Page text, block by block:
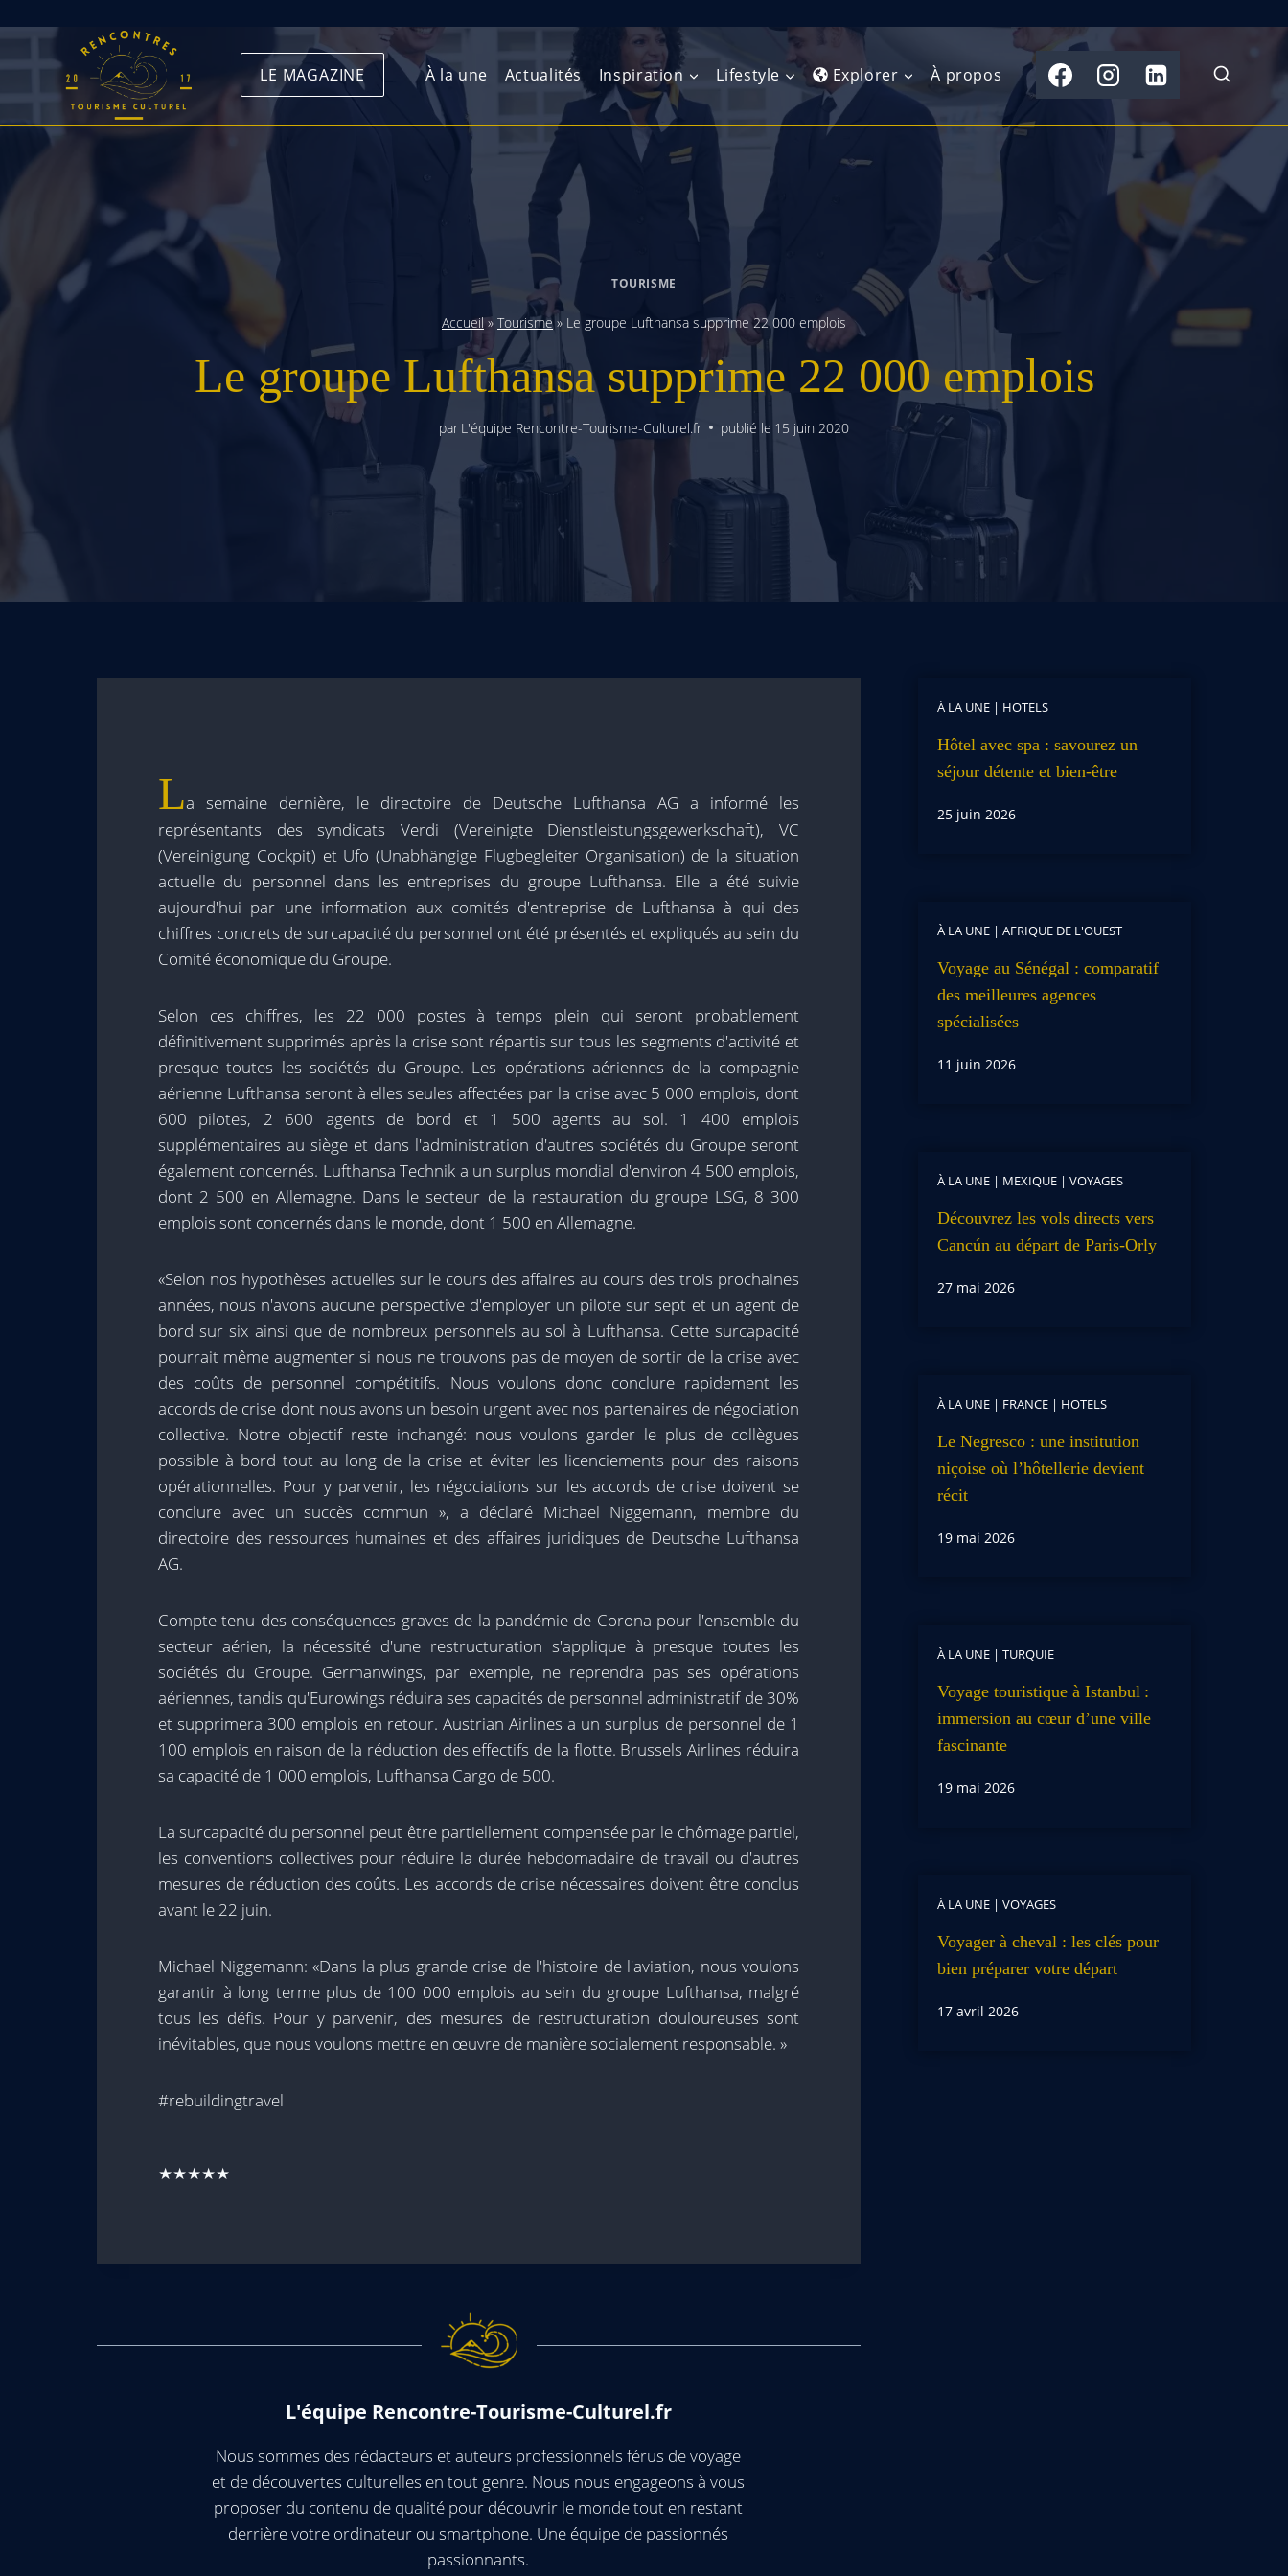
LE MAGAZINE À la une Actualités Inspiration Lifestyle Explorer
Europe de l’Ouest
Europe du Nord
Europe centrale
Europe de l’Est
Balkans
Amérique du Nord
Amérique centrale
Antilles et Caraïbes
Amérique du Sud
Afrique de l’Est
Afrique australe
Sous-continent
indien
Asie du Sud-Est
Extrême-Orient
Australasie
Îles du Pacifique
À propos
TOURISME
Accueil» Tourisme» Le groupe Lufthansa supprime 22 000 emplois
Le groupe Lufthansa supprime 22 000 emplois
par L'équipe Rencontre-Tourisme-Culturel.fr publié le 15 juin 2020
La semaine dernière, le directoire de Deutsche Lufthansa AG a informé les
représentants des syndicats Verdi (Vereinigte Dienstleistungsgewerkschaft), VC
(Vereinigung Cockpit) et Ufo (Unabhängige Flugbegleiter Organisation) de la situation
actuelle du personnel dans les entreprises du groupe Lufthansa. Elle a été suivie
aujourd'hui par une information aux comités d'entreprise de Lufthansa à qui des
chiffres concrets de surcapacité du personnel ont été présentés et expliqués au sein du
Comité économique du Groupe.
Selon ces chiffres, les 22 000 postes à temps plein qui seront probablement
définitivement supprimés après la crise sont répartis sur tous les segments d'activité et
presque toutes les sociétés du Groupe. Les opérations aériennes de la compagnie
aérienne Lufthansa seront à elles seules affectées par la crise avec 5 000 emplois, dont
600 pilotes, 2 600 agents de bord et 1 500 agents au sol. 1 400 emplois
supplémentaires au siège et dans l'administration d'autres sociétés du Groupe seront
également concernés. Lufthansa Technik a un surplus mondial d'environ 4 500 emplois,
dont 2 500 en Allemagne. Dans le secteur de la restauration du groupe LSG, 8 300
emplois sont concernés dans le monde, dont 1 500 en Allemagne.
«Selon nos hypothèses actuelles sur le cours des affaires au cours des trois prochaines
années, nous n'avons aucune perspective d'employer un pilote sur sept et un agent de
bord sur six ainsi que de nombreux personnels au sol à Lufthansa. Cette surcapacité
pourrait même augmenter si nous ne trouvons pas de moyen de sortir de la crise avec
des coûts de personnel compétitifs. Nous voulons donc conclure rapidement les
accords de crise dont nous avons un besoin urgent avec nos partenaires de négociation
collective. Notre objectif reste inchangé: nous voulons garder le plus de collègues
possible à bord tout au long de la crise et éviter les licenciements pour des raisons
opérationnelles. Pour y parvenir, les négociations sur les accords de crise doivent se
conclure avec un succès commun », a déclaré Michael Niggemann, membre du
directoire des ressources humaines et des affaires juridiques de Deutsche Lufthansa
AG.
Compte tenu des conséquences graves de la pandémie de Corona pour l'ensemble du
secteur aérien, la nécessité d'une restructuration s'applique à presque toutes les
sociétés du Groupe. Germanwings, par exemple, ne reprendra pas ses opérations
aériennes, tandis qu'Eurowings réduira ses capacités de personnel administratif de 30%
et supprimera 300 emplois en retour. Austrian Airlines a un surplus de personnel de 1
100 emplois en raison de la réduction des effectifs de la flotte. Brussels Airlines réduira
sa capacité de 1 000 emplois, Lufthansa Cargo de 500.
La surcapacité du personnel peut être partiellement compensée par le chômage partiel,
les conventions collectives pour réduire la durée hebdomadaire de travail ou d'autres
mesures de réduction des coûts. Les accords de crise nécessaires doivent être conclus
avant le 22 juin.
Michael Niggemann: «Dans la plus grande crise de l'histoire de l'aviation, nous voulons
garantir à long terme plus de 100 000 emplois au sein du groupe Lufthansa, malgré
tous les défis. Pour y parvenir, des mesures de restructuration douloureuses sont
inévitables, que nous voulons mettre en œuvre de manière socialement responsable. »
#rebuildingtravel
★★★★★
L'équipe Rencontre-Tourisme-Culturel.fr
Nous sommes des rédacteurs et auteurs professionnels férus de voyage
et de découvertes culturelles en tout genre. Nous nous engageons à vous
proposer du contenu de qualité pour découvrir le monde tout en restant
derrière votre ordinateur ou smartphone. Une équipe de passionnés
passionnants.
À LA UNE| HOTELS
Hôtel avec spa : savourez un
séjour détente et bien-être
25 juin 2026
À LA UNE| AFRIQUE DE L'OUEST
Voyage au Sénégal : comparatif
des meilleures agences
spécialisées
11 juin 2026
À LA UNE| MEXIQUE| VOYAGES
Découvrez les vols directs vers
Cancún au départ de Paris-Orly
27 mai 2026
À LA UNE| FRANCE| HOTELS
Le Negresco : une institution
niçoise où l’hôtellerie devient
récit
19 mai 2026
À LA UNE| TURQUIE
Voyage touristique à Istanbul :
immersion au cœur d’une ville
fascinante
19 mai 2026
À LA UNE| VOYAGES
Voyager à cheval : les clés pour
bien préparer votre départ
17 avril 2026